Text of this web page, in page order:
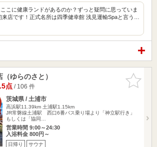
こに健康ランドがあるのか？ずっと疑問に思っていま
来店です！正式名所は四季健幸館 浅見運輸Spaと言う…
お気に入
りに追加
ゆらのさと）
点/ 106 件
茨城県 / 土浦市
高浜駅11.39km 土浦駅1.15km
JR常磐線土浦駅 西口6番バス乗り場より「神立駅行き」
もしくは「協同…
営業時間 9:00～24:30
入浴料金 800円～
日帰り サウナ